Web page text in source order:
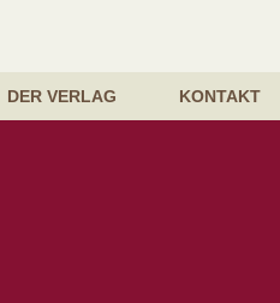
DER VERLAG KONTAKT